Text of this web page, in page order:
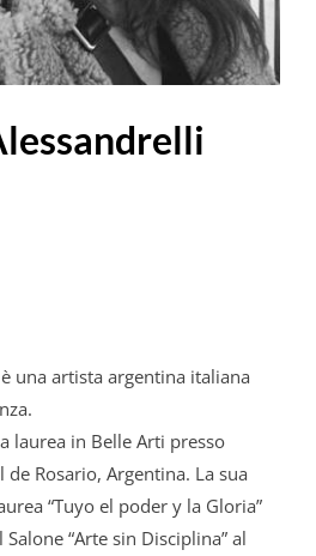
è una artista argentina italiana
laurea in Belle Arti presso
de Rosario, Argentina. La sua
“Tuyo el poder y la Gloria”
“Arte sin Disciplina” al